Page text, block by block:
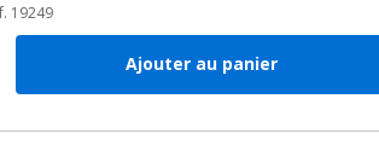
19249
Ajouter au panier